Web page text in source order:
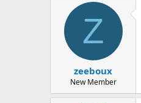
Z
zeeboux
New Member